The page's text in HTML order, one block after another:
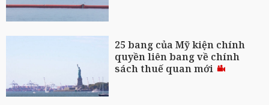
25 bang của Mỹ kiện chính
quyền liên bang về chính
sách thuế quan mới